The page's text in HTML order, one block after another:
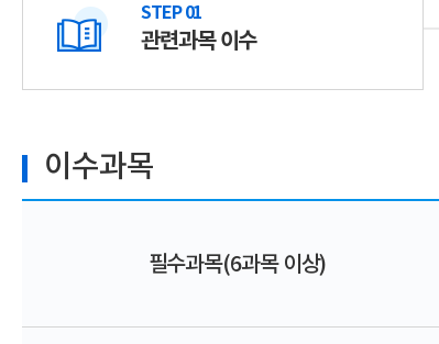
STEP 01
관련과목 이수
이수과목
필수과목(6과목 이상)